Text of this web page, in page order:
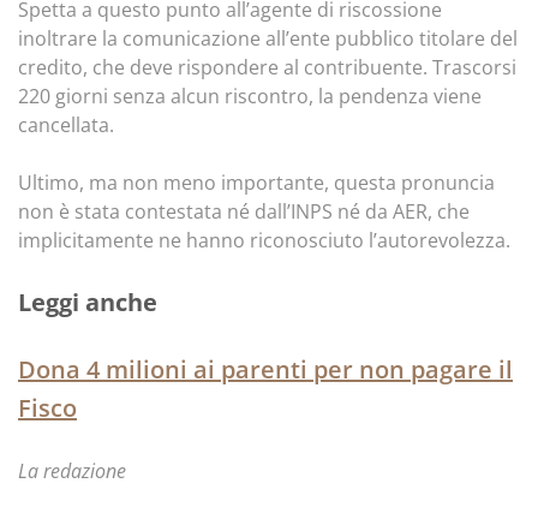
Spetta a questo punto all’agente di riscossione
inoltrare la comunicazione all’ente pubblico titolare del
credito, che deve rispondere al contribuente. Trascorsi
220 giorni senza alcun riscontro, la pendenza viene
cancellata.
Ultimo, ma non meno importante, questa pronuncia
non è stata contestata né dall’INPS né da AER, che
implicitamente ne hanno riconosciuto l’autorevolezza.
Leggi anche
Dona 4 milioni ai parenti per non pagare il
Fisco
La redazione